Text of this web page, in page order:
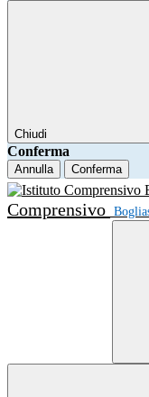
Chiudi
Conferma
Annulla Conferma
Comprensivo